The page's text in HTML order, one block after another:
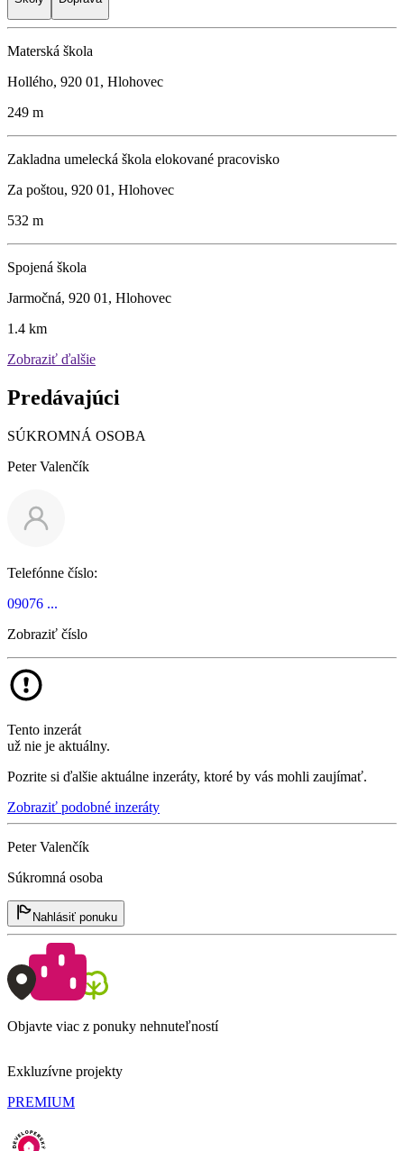
Materská škola
Hollého, 920 01, Hlohovec
249 m
Zakladna umelecká škola elokované pracovisko
Za poštou, 920 01, Hlohovec
532 m
Spojená škola
Jarmočná, 920 01, Hlohovec
1.4 km
Zobraziť ďalšie
Predávajúci
SÚKROMNÁ OSOBA
Peter Valenčík
Telefónne číslo:
09076 ...
Zobraziť číslo
Tento inzerát
už nie je aktuálny.
Pozrite si ďalšie aktuálne inzeráty, ktoré by vás mohli zaujímať.
Zobraziť podobné inzeráty
Peter Valenčík
Súkromná osoba
Nahlásiť ponuku
Objavte viac z ponuky nehnuteľností
Exkluzívne projekty
PREMIUM